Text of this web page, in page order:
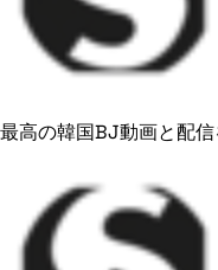
最高の韓国BJ動画と配信